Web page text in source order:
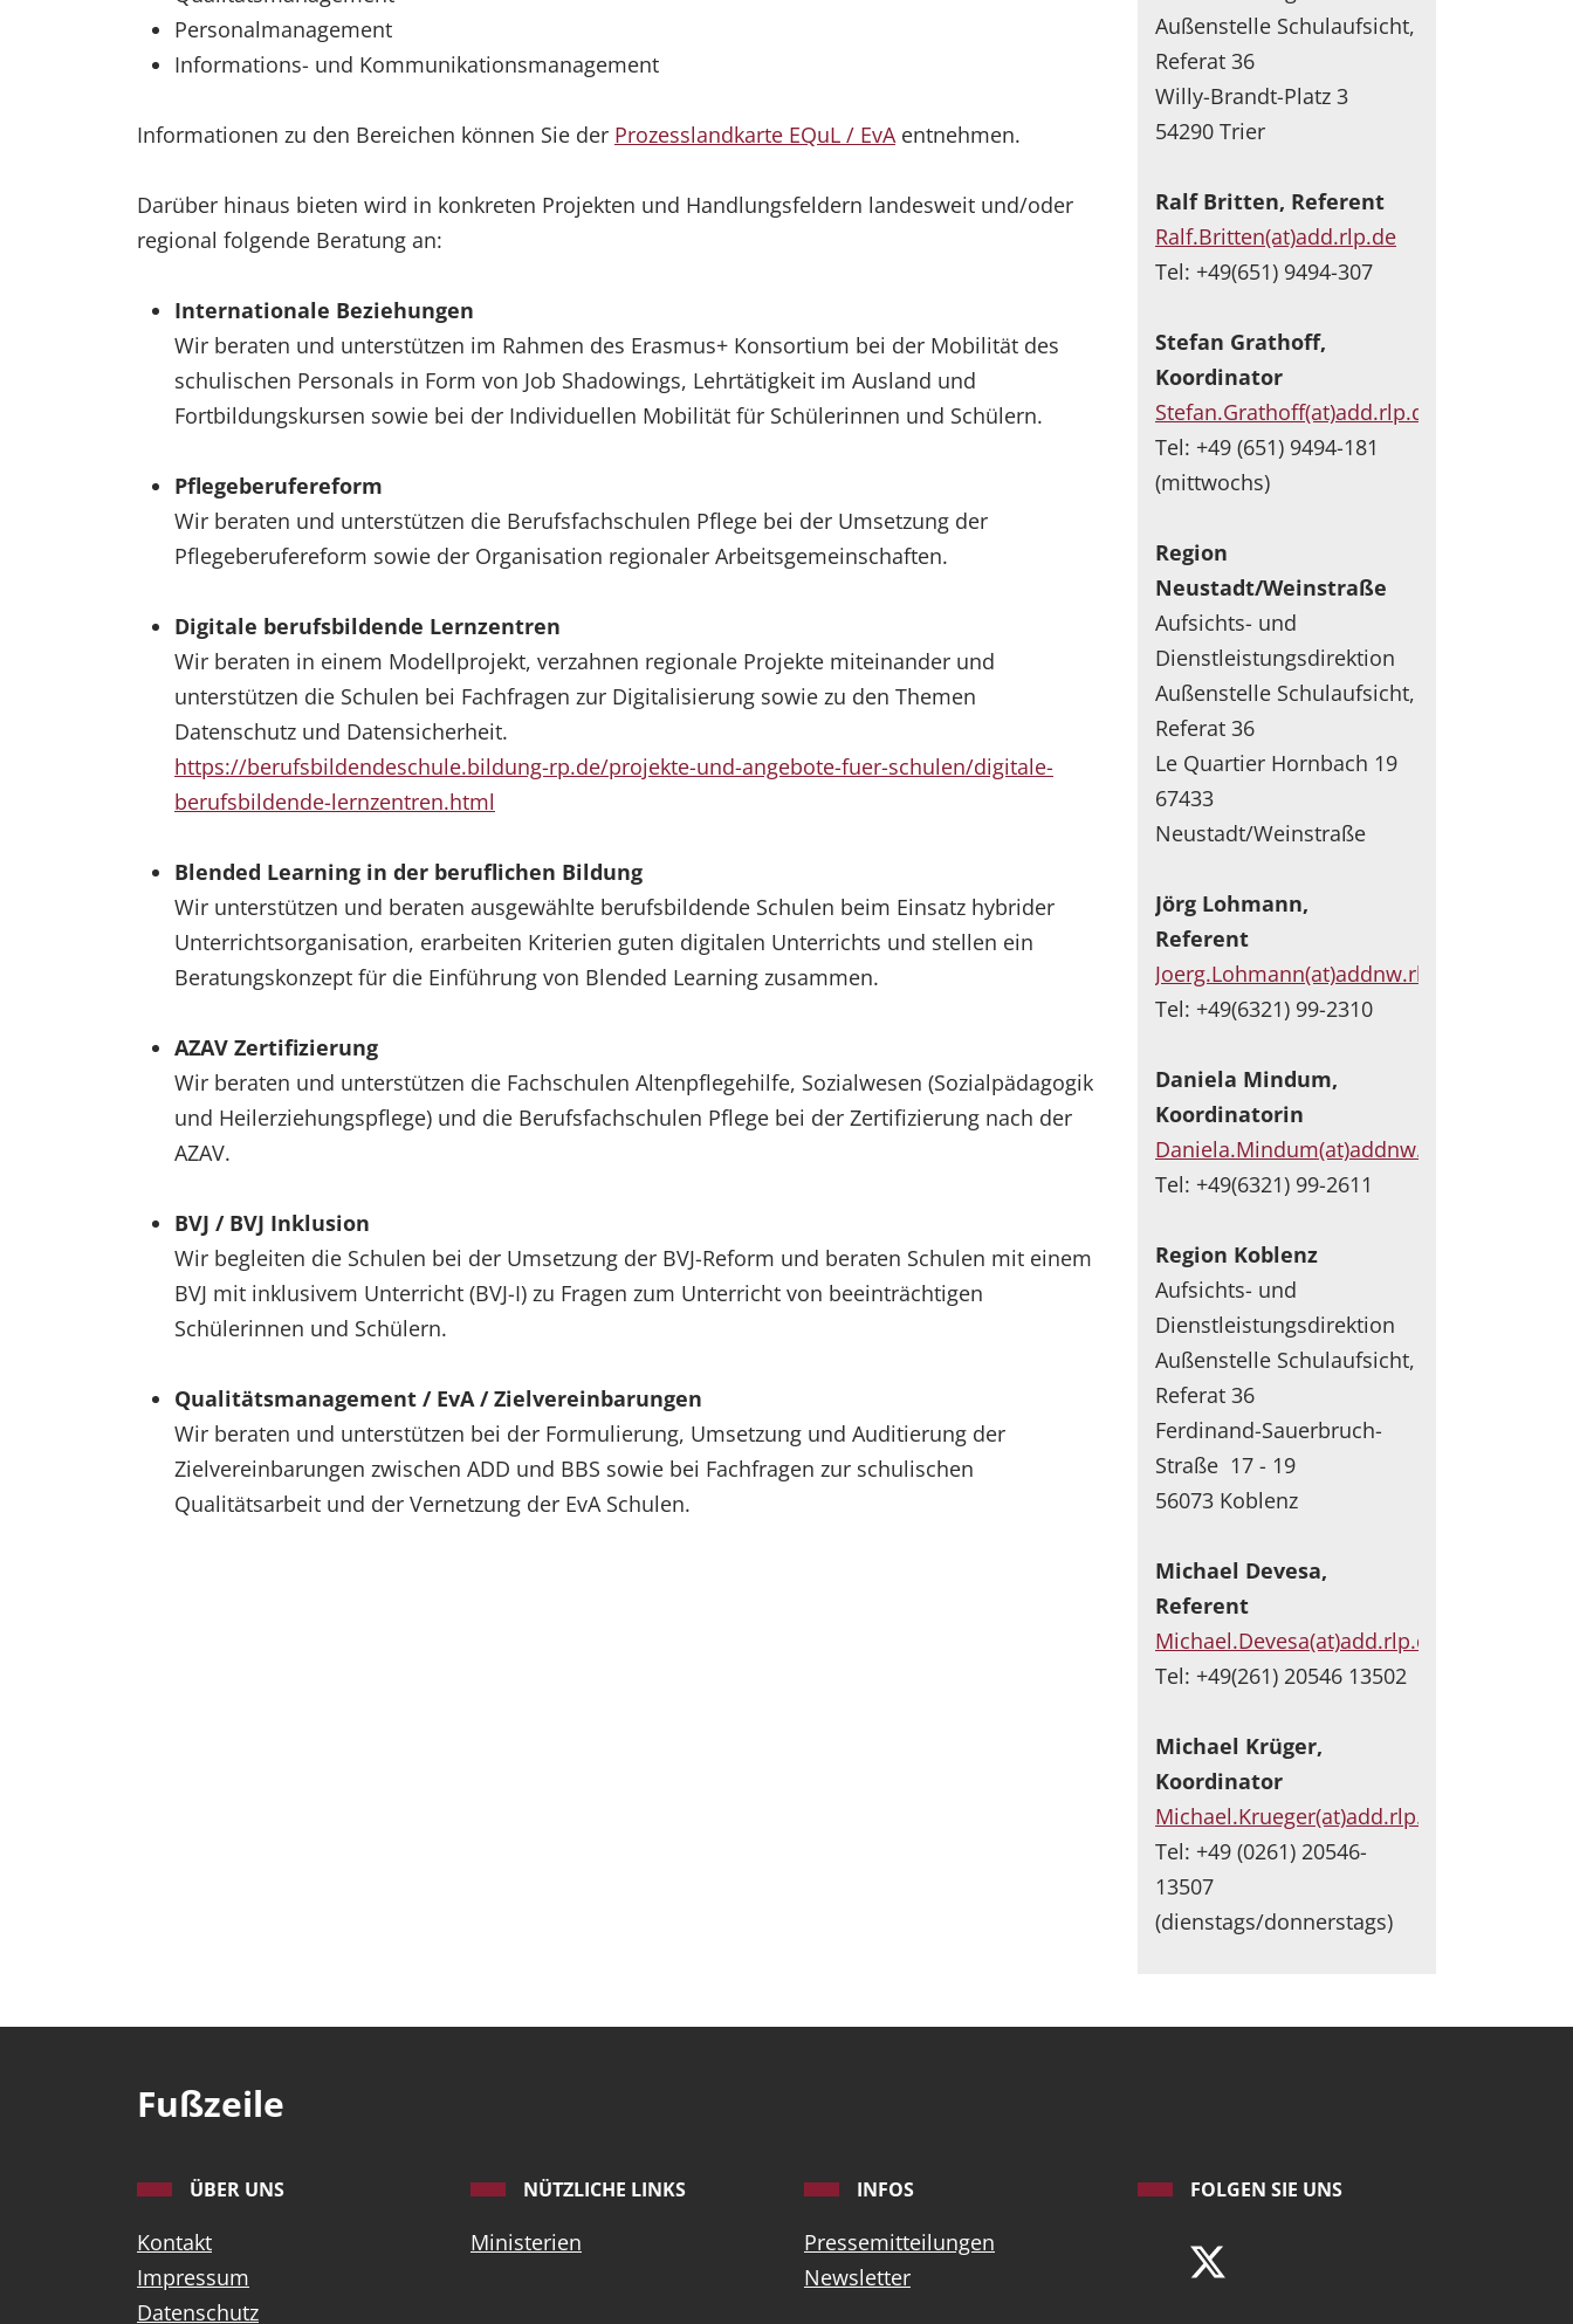
Personalmanagement
Informations- und Kommunikationsmanagement
Informationen zu den Bereichen können Sie der Prozesslandkarte EQuL / EvAentnehmen.
Darüber hinaus bieten wird in konkreten Projekten und Handlungsfeldern landesweit und/oder
regional folgende Beratung an:
Internationale Beziehungen
Wir beraten und unterstützen im Rahmen des Erasmus+ Konsortium bei der Mobilität des
schulischen Personals in Form von Job Shadowings, Lehrtätigkeit im Ausland und
Fortbildungskursen sowie bei der Individuellen Mobilität für Schülerinnen und Schülern.
Pflegeberufereform
Wir beraten und unterstützen die Berufsfachschulen Pflege bei der Umsetzung der
Pflegeberufereform sowie der Organisation regionaler Arbeitsgemeinschaften.
Digitale berufsbildende Lernzentren
Wir beraten in einem Modellprojekt, verzahnen regionale Projekte miteinander und
unterstützen die Schulen bei Fachfragen zur Digitalisierung sowie zu den Themen
Datenschutz und Datensicherheit.
https://berufsbildendeschule.bildung-rp.de/projekte-und-angebote-fuer-schulen/digitale-
berufsbildende-lernzentren.html
Blended Learning in der beruflichen Bildung
Wir unterstützen und beraten ausgewählte berufsbildende Schulen beim Einsatz hybrider
Unterrichtsorganisation, erarbeiten Kriterien guten digitalen Unterrichts und stellen ein
Beratungskonzept für die Einführung von Blended Learning zusammen.
AZAV Zertifizierung
Wir beraten und unterstützen die Fachschulen Altenpflegehilfe, Sozialwesen (Sozialpädagogik
und Heilerziehungspflege) und die Berufsfachschulen Pflege bei der Zertifizierung nach der
AZAV.
BVJ / BVJ Inklusion
Wir begleiten die Schulen bei der Umsetzung der BVJ-Reform und beraten Schulen mit einem
BVJ mit inklusivem Unterricht (BVJ-I) zu Fragen zum Unterricht von beeinträchtigen
Schülerinnen und Schülern.
Qualitätsmanagement / EvA / Zielvereinbarungen
Wir beraten und unterstützen bei der Formulierung, Umsetzung und Auditierung der
Zielvereinbarungen zwischen ADD und BBS sowie bei Fachfragen zur schulischen
Qualitätsarbeit und der Vernetzung der EvA Schulen.
Außenstelle Schulaufsicht,
Referat 36
Willy-Brandt-Platz 3
54290 Trier
Ralf Britten, Referent
Ralf.Britten(at)add.rlp.de
Tel: +49(651) 9494-307
Stefan Grathoff,
Koordinator
Stefan.Grathoff(at)add.rlp.de
Tel: +49 (651) 9494-181
(mittwochs)
Region
Neustadt/Weinstraße
Aufsichts- und
Dienstleistungsdirektion
Außenstelle Schulaufsicht,
Referat 36
Le Quartier Hornbach 19
67433
Neustadt/Weinstraße
Jörg Lohmann,
Referent
Joerg.Lohmann(at)addnw.rlp.de
Tel: +49(6321) 99-2310
Daniela Mindum,
Koordinatorin
Daniela.Mindum(at)addnw.rlp.de
Tel: +49(6321) 99-2611
Region Koblenz
Aufsichts- und
Dienstleistungsdirektion
Außenstelle Schulaufsicht,
Referat 36
Ferdinand-Sauerbruch-
Straße 17 - 19
56073 Koblenz
Michael Devesa,
Referent
Michael.Devesa(at)add.rlp.de
Tel: +49(261) 20546 13502
Michael Krüger,
Koordinator
Michael.Krueger(at)add.rlp.de
Tel: +49 (0261) 20546-
13507
(dienstags/donnerstags)
Fußzeile
ÜBER UNS
Kontakt
Impressum
Datenschutz
NÜTZLICHE LINKS
Ministerien
INFOS
Pressemitteilungen
Newsletter
FOLGEN SIE UNS